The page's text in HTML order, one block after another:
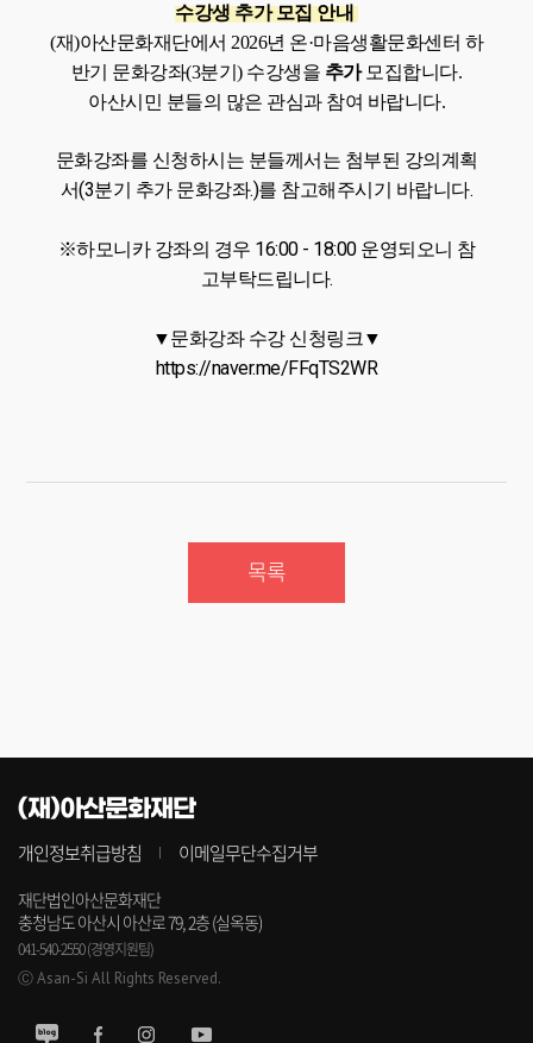
수강생 추가 모집 안내
(재)아산문화재단에서 2026년 온·마음생활문화센터 하
반기 문화강좌(3분기) 수강생을 추가 모집합니다.
아산시민 분들의 많은 관심과 참여 바랍니다.
문화강좌를 신청하시는 분들께서는 첨부된 강의계획
서(3분기 추가 문화강좌.)를 참고해주시기 바랍니다.
※하모니카 강좌의 경우 16:00 - 18:00 운영되오니 참
고부탁드립니다.
▼문화강좌 수강 신청링크▼
https://naver.me/FFqTS2WR
목록
(재)아산문화재단
개인정보취급방침 이메일무단수집거부
재단법인아산문화재단
충청남도 아산시 아산로 79, 2층 (실옥동)
041-540-2550 (경영지원팀)
Ⓒ Asan-Si All Rights Reserved.